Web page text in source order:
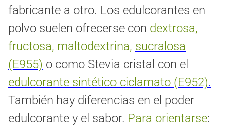
fabricante a otro. Los edulcorantes en
polvo suelen ofrecerse con dextrosa,
fructosa, maltodextrina, sucralosa
(E955) o como Stevia cristal con el
edulcorante sintético ciclamato (E952).
También hay diferencias en el poder
edulcorante y el sabor. Para orientarse: